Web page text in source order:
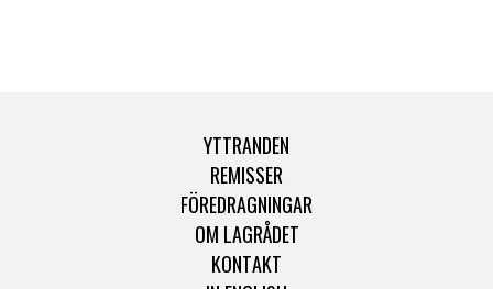
YTTRANDEN
REMISSER
FÖREDRAGNINGAR
OM LAGRÅDET
KONTAKT